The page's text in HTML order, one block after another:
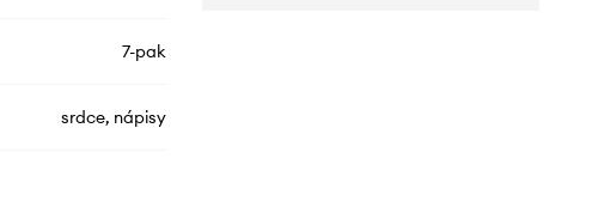
7-pak
srdce, nápisy